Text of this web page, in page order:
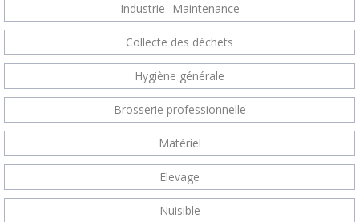
Industrie- Maintenance
Collecte des déchets
Hygiène générale
Brosserie professionnelle
Matériel
Elevage
Nuisible